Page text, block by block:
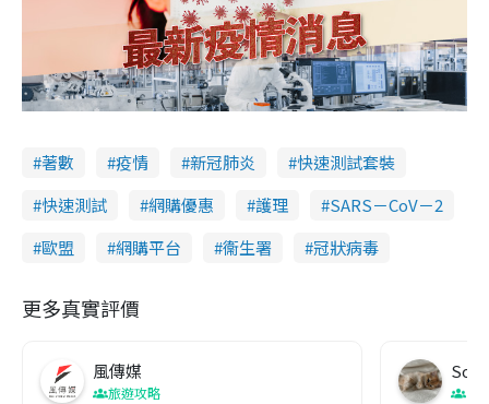
著數 疫情 新冠肺炎
快速測試套裝
快速測試
網購優惠 護理
SARS－CoV－2
歐盟
網購平台 衞生署 冠狀病毒
更多真實評價
風傳媒
旅遊攻略
Soul